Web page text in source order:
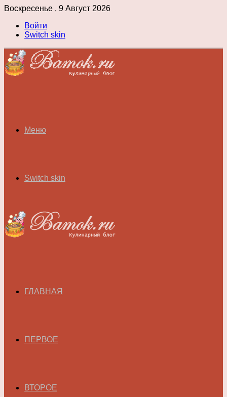
Воскресенье , 9 Август 2026
Войти
Switch skin
Меню
Switch skin
ГЛАВНАЯ
ПЕРВОЕ
ВТОРОЕ